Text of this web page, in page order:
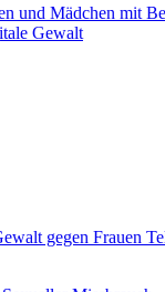
und Mädchen mit
Gewalt